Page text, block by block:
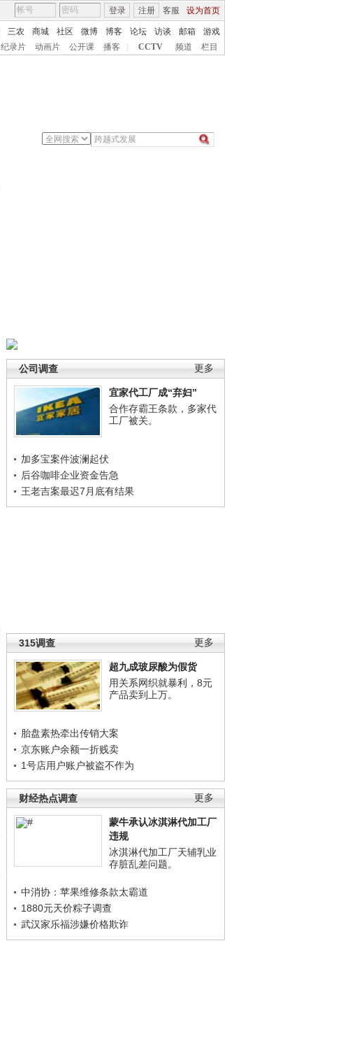
客服 设为首页
登录 注册
三农 商城 社区 微博 博客 论坛 访谈 邮箱
游戏
纪录片 动画片 公开课 播客 CCTV 频道 栏目
更多
公司调查
宜家代工厂成“弃妇”
合作存霸王条款，多家代
工厂被关。
加多宝案件波澜起伏
后谷咖啡企业资金告急
王老吉案最迟7月底有结果
更多
315调查
超九成玻尿酸为假货
用关系网织就暴利，8元
产品卖到上万。
胎盘素热牵出传销大案
京东账户余额一折贱卖
1号店用户账户被盗不作为
更多
财经热点调查
蒙牛承认冰淇淋代加工厂
违规
冰淇淋代加工厂天辅乳业
存脏乱差问题。
中消协：苹果维修条款太霸道
1880元天价粽子调查
武汉家乐福涉嫌价格欺诈